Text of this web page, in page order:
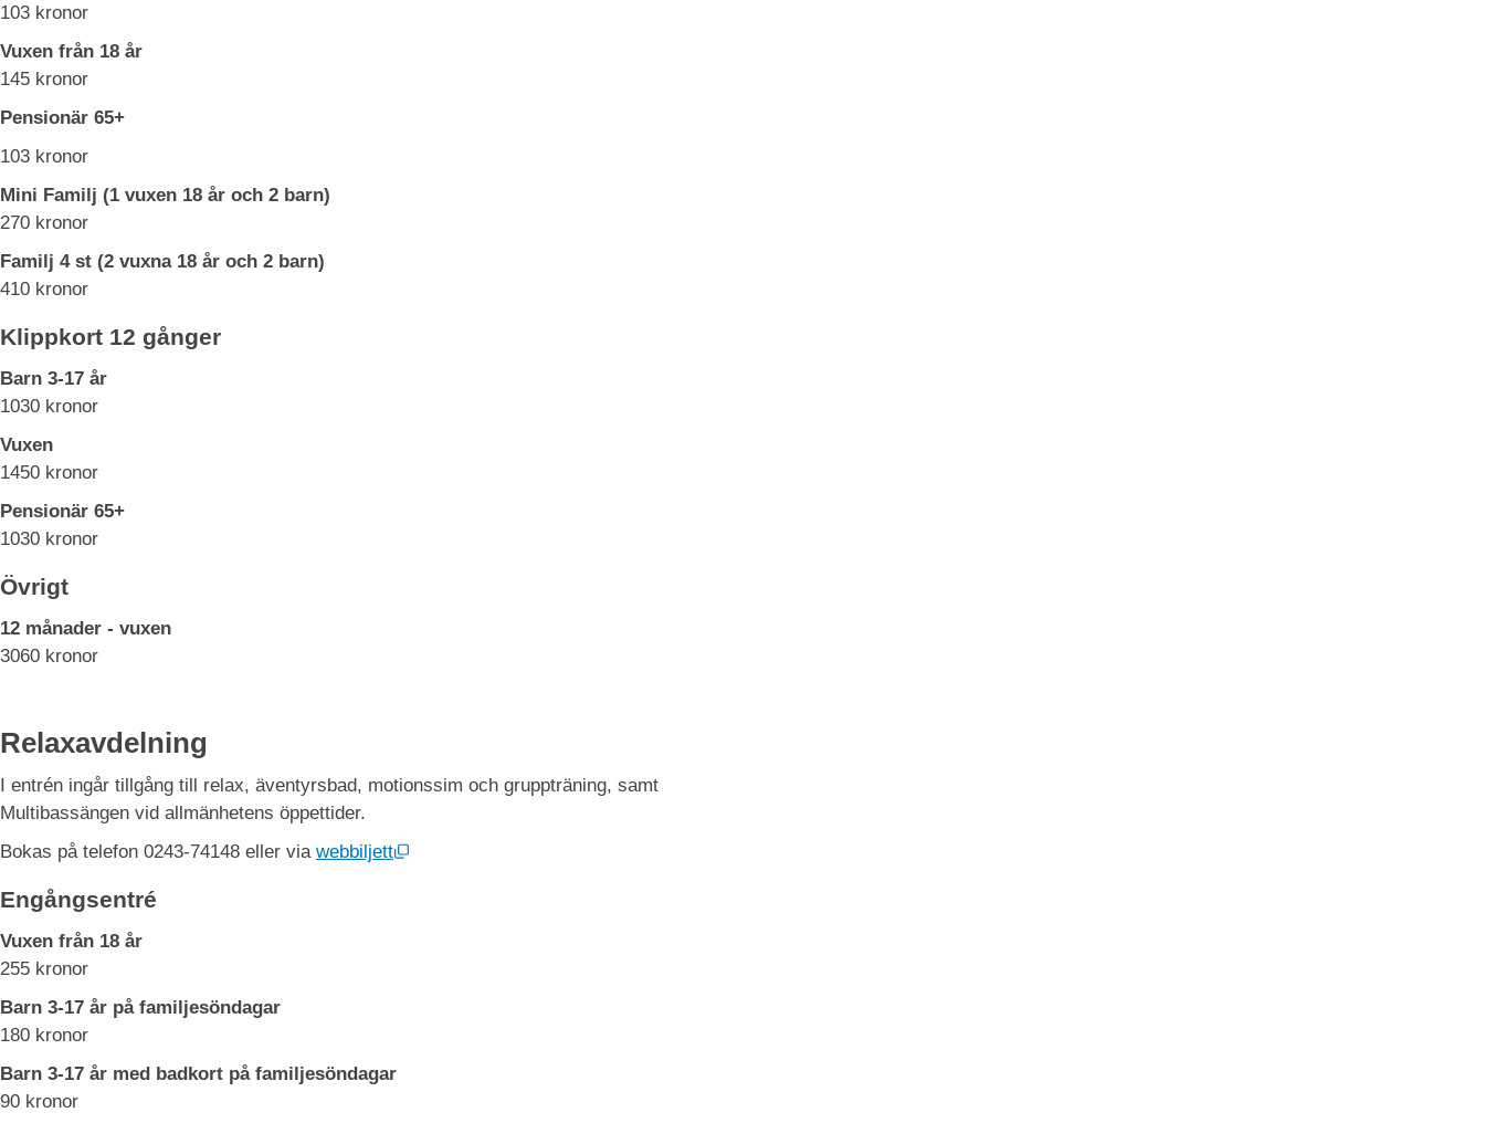
103 kronor
Vuxen från 18 år
145 kronor
Pensionär 65+
103 kronor
Mini Familj (1 vuxen 18 år och 2 barn)
270 kronor
Familj 4 st (2 vuxna 18 år och 2 barn)
410 kronor
Klippkort 12 gånger
Barn 3-17 år
1030 kronor
Vuxen
1450 kronor
Pensionär 65+
1030 kronor
Övrigt
12 månader - vuxen
3060 kronor
Relaxavdelning
I entrén ingår tillgång till relax, äventyrsbad, motionssim och gruppträning, samt
Multibassängen vid allmänhetens öppettider.
Bokas på telefon 0243-74148 eller via webbiljett Öppnas i nytt fönster.
Engångsentré
Vuxen från 18 år
255 kronor
Barn 3-17 år på familjesöndagar
180 kronor
Barn 3-17 år med badkort på familjesöndagar
90 kronor